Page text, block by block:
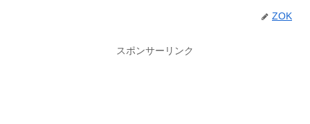
ZOK
スポンサーリンク